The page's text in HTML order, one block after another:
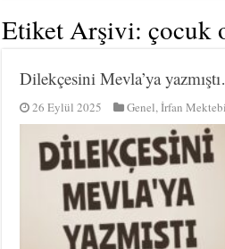
Etiket Arşivi:çocuk
Dilekçesini Mevla’ya
26 Eylül 2025 Genel,İrfan Mektebi